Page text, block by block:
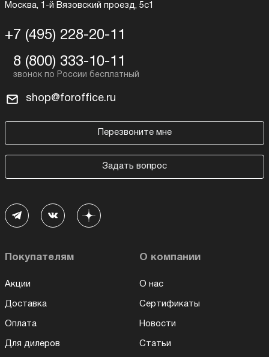
Москва, 1-й Вязовский проезд, 5с1
+7 (495) 228-20-11
8 (800) 333-10-11
shop@foroffice.ru
Перезвоните мне
Задать вопрос
Покупателям
Акции
Доставка
Оплата
Для дилеров
О компании
О нас
Сертификаты
Новости
Статьи